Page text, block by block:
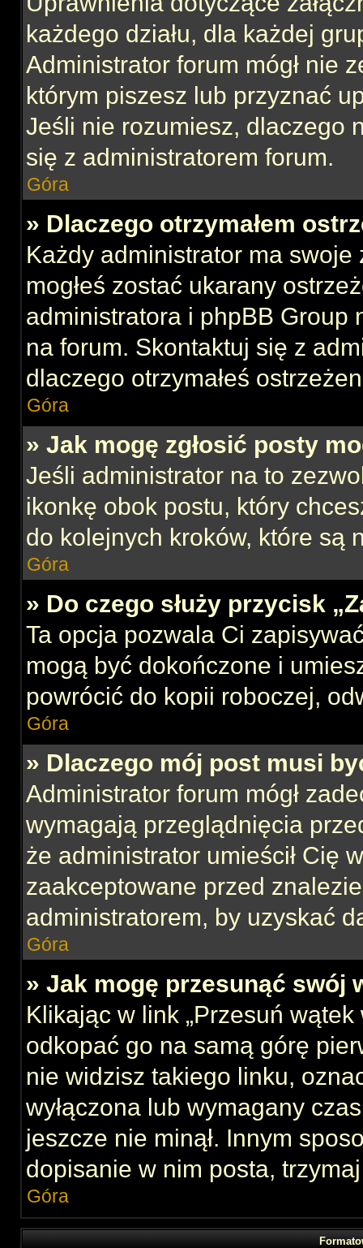
każdego działu, dla każdej
Administrator forum mógł nie
którym piszesz lub przyznać
Jeśli nie rozumiesz, dlaczego
się z administratorem forum.
Góra
» Dlaczego otrzymałem
Każdy administrator ma swoje
mogłeś zostać ukarany
administratora i phpBB Group
na forum. Skontaktuj się z
dlaczego otrzymałeś
Góra
» Jak mogę zgłosić posty
Jeśli administrator na to
ikonkę obok postu, który
do kolejnych kroków, które są
Góra
» Do czego służy przycisk
Ta opcja pozwala Ci
mogą być dokończone i
powrócić do kopii roboczej,
Góra
» Dlaczego mój post musi
Administrator forum mógł
wymagają przeglądnięcia
że administrator umieścił Cię
zaakceptowane przed
administratorem, by uzyskać
Góra
» Jak mogę przesunąć swój
Klikając w link „Przesuń
odkopać go na samą górę
nie widzisz takiego linku,
wyłączona lub wymagany
jeszcze nie minął. Innym
dopisanie w nim posta,
Góra